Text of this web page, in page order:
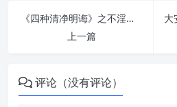
《四种清净明诲》之不淫欲 (一) | 戒者录
上一篇
评论（没有评论）